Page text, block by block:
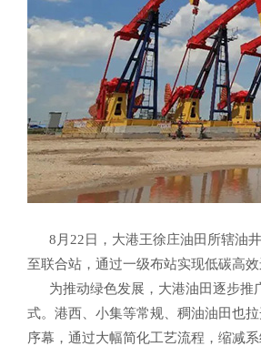
8月22日，大港王徐庄油田所辖油
至联合站，通过一级布站实现低碳高效
为推动绿色发展，大港油田逐步推
式。港西、小集等常规、稠油油田也
序幕，通过大幅简化工艺流程，缩减